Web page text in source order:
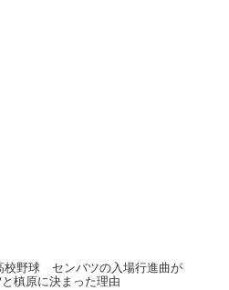
校野球 センバツの入場行進曲が
槙原に決まった理由